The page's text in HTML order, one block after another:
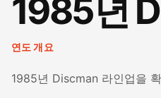
1985년
연도 개요
1985년 Discman 라인업을